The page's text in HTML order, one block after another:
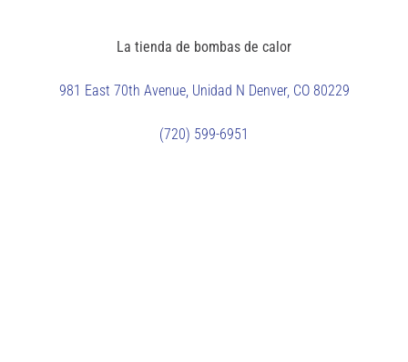
La tienda de bombas de calor
981 East 70th Avenue, Unidad N Denver, CO 80229
(720) 599-6951